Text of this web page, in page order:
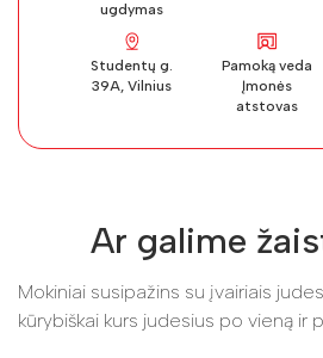
ugdymas
Studentų g.
39A, Vilnius
Pamoką veda
Įmonės
atstovas
Ar galime
Mokiniai susipažins su įvairiais
kūrybiškai kurs judesius po vieną ir